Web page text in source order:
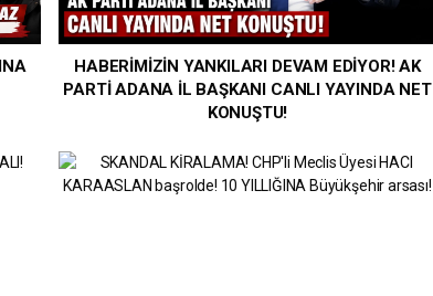
HABERİMİZİN YANKILARI DEVAM EDİYOR! AK
PARTİ ADANA İL BAŞKANI CANLI YAYINDA NET
KONUŞTU!